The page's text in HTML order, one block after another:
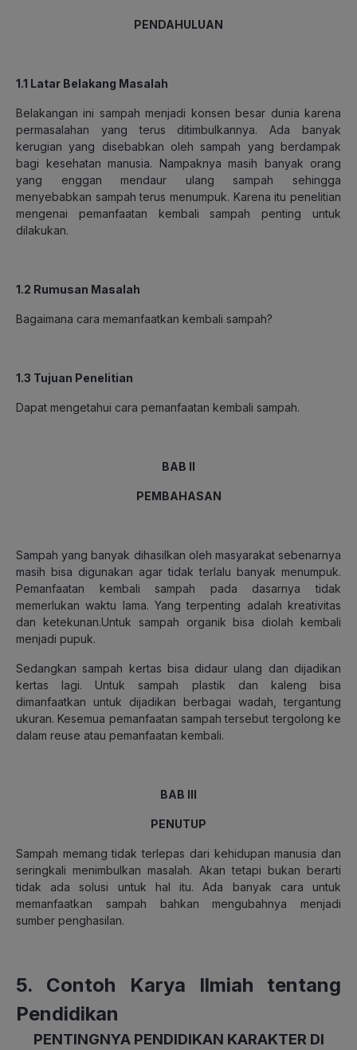
PENDAHULUAN
1.1 Latar Belakang Masalah
Belakangan ini sampah menjadi konsen besar dunia karena
permasalahan yang terus ditimbulkannya. Ada banyak
kerugian yang disebabkan oleh sampah yang berdampak
bagi kesehatan manusia. Nampaknya masih banyak orang
yang enggan mendaur ulang sampah sehingga
menyebabkan sampah terus menumpuk. Karena itu penelitian
mengenai pemanfaatan kembali sampah penting untuk
dilakukan.
1.2 Rumusan Masalah
Bagaimana cara memanfaatkan kembali sampah?
1.3 Tujuan Penelitian
Dapat mengetahui cara pemanfaatan kembali sampah.
BAB II
PEMBAHASAN
Sampah yang banyak dihasilkan oleh masyarakat sebenarnya
masih bisa digunakan agar tidak terlalu banyak menumpuk.
Pemanfaatan kembali sampah pada dasarnya tidak
memerlukan waktu lama. Yang terpenting adalah kreativitas
dan ketekunan.Untuk sampah organik bisa diolah kembali
menjadi pupuk.
Sedangkan sampah kertas bisa didaur ulang dan dijadikan
kertas lagi. Untuk sampah plastik dan kaleng bisa
dimanfaatkan untuk dijadikan berbagai wadah, tergantung
ukuran. Kesemua pemanfaatan sampah tersebut tergolong ke
dalam reuse atau pemanfaatan kembali.
BAB III
PENUTUP
Sampah memang tidak terlepas dari kehidupan manusia dan
seringkali menimbulkan masalah. Akan tetapi bukan berarti
tidak ada solusi untuk hal itu. Ada banyak cara untuk
memanfaatkan sampah bahkan mengubahnya menjadi
sumber penghasilan.
5. Contoh Karya Ilmiah tentang
Pendidikan
PENTINGNYA PENDIDIKAN KARAKTER DI